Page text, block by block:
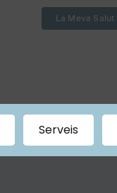
La Meva Salut
Serveis